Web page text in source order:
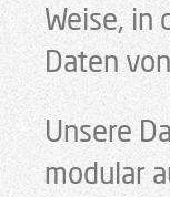
Weise, in
Daten
Unsere
modular